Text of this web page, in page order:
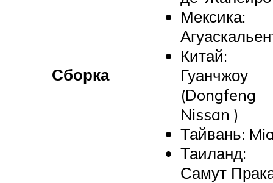
Сборка
Мексика:
Китай:
Гуанчжоу
(Dongfeng
Nissan )
Тайвань:
Таиланд:
Самут